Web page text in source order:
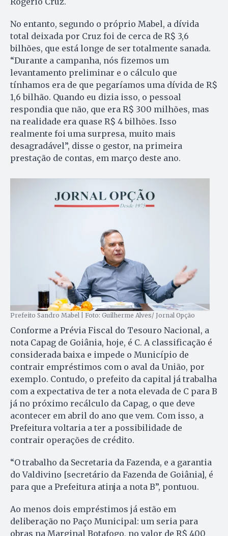
No entanto, segundo o próprio Mabel, a dívida
total deixada por Cruz foi de cerca de R$ 3,6
bilhões, que está longe de ser totalmente sanada.
“Durante a campanha, nós fizemos um
levantamento preliminar e o cálculo que
tínhamos era de que pegaríamos uma dívida de R$
1,6 bilhão. Quando eu dizia isso, o pessoal
respondia que não, que era R$ 300 milhões, mas
na realidade era quase R$ 4 bilhões. Isso
realmente foi uma surpresa, muito mais
desagradável”, disse o gestor, na primeira
prestação de contas, em março deste ano.
Prefeito Sandro Mabel | Foto: Guilherme Alves/ Jornal Opção
Conforme a Prévia Fiscal do Tesouro Nacional, a
nota Capag de Goiânia, hoje, é C. A classificação é
considerada baixa e impede o Município de
contrair empréstimos com o aval da União, por
exemplo. Contudo, o prefeito da capital já trabalha
com a expectativa de ter a nota elevada de C para B
já no próximo recálculo da Capag, o que deve
acontecer em abril do ano que vem. Com isso, a
Prefeitura voltaria a ter a possibilidade de
contrair operações de crédito.
“O trabalho da Secretaria da Fazenda, e a garantia
do Valdivino [secretário da Fazenda de Goiânia], é
para que a Prefeitura atinja a nota B”, pontuou.
Ao menos dois empréstimos já estão em
deliberação no Paço Municipal: um seria para
obras na Marginal Botafogo, no valor de R$ 400